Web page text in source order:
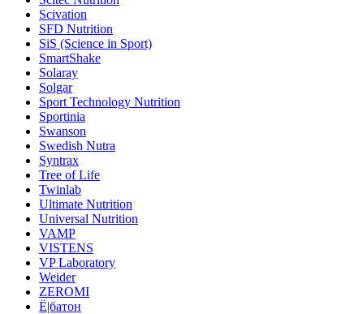
Scivation
SFD Nutrition
SiS (Science in Sport)
SmartShake
Solaray
Solgar
Sport Technology Nutrition
Sportinia
Swanson
Swedish Nutra
Syntrax
Tree of Life
Twinlab
Ultimate Nutrition
Universal Nutrition
VAMP
VISTENS
VP Laboratory
Weider
ZEROMI
Ё|батон